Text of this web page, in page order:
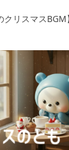
クリスマスBGM